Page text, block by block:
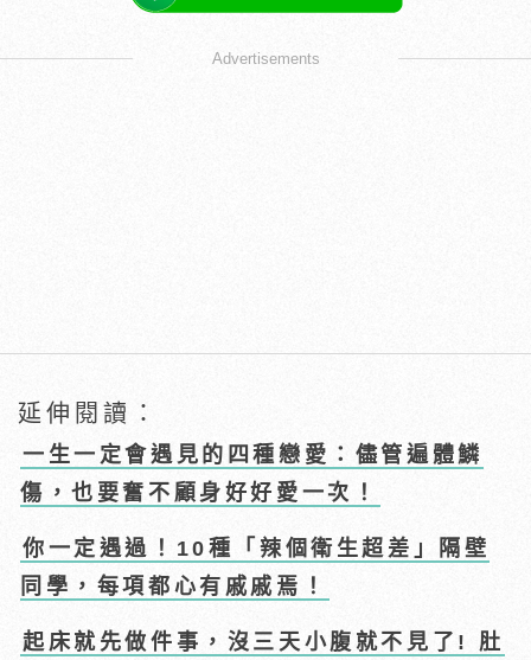
Advertisements
延伸閱讀：
一生一定會遇見的四種戀愛：儘管遍體鱗
傷，也要奮不顧身好好愛一次！
你一定遇過！10種「辣個衛生超差」隔壁
同學，每項都心有戚戚焉！
起床就先做件事，沒三天小腹就不見了! 肚